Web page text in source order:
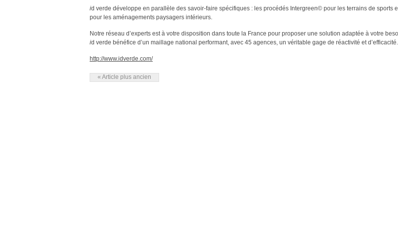
id verde développe en parallèle des savoir-faire spécifiques : les procédés Intergreen© pour les terrains de sports
pour les aménagements paysagers intérieurs.
Notre réseau d’experts est à votre disposition dans toute la France pour proposer une solution adaptée à votre
id verde bénéfice d’un maillage national performant, avec 45 agences, un véritable gage de réactivité et d’efficacité.
http://www.idverde.com/
« Article plus ancien